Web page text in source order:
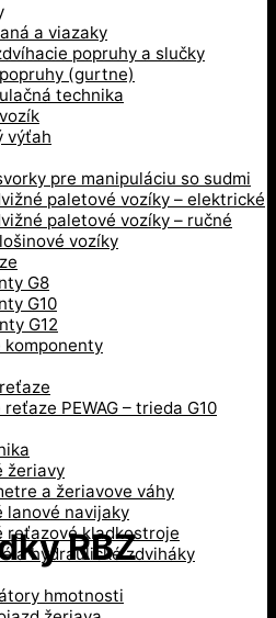
a viazaky
popruhy a slučky
(gurtne)
technika
výťah
pre manipuláciu so sudmi
paletové vozíky – elektrické
paletové vozíky – ručné
vozíky
G8
G10
G12
komponenty
PEWAG – trieda G10
žeriavy
a žeriavove váhy
lanové navijaky
reťazové kladkostroje
a hydraulické zdviháky
hmotnosti
RBZ